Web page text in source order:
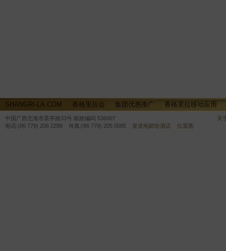
SHANGRI-LA.COM 香格里拉会 集团优惠推广 香格里拉移动应用
中国广西北海市茶亭路33号 邮政编码 536007
电话:(86 779) 206 2288 传真:(86 779) 205 0085 发送电邮给酒店 位置图
关